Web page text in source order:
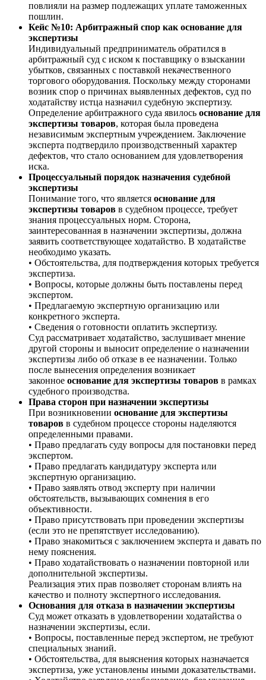
повлияли на размер подлежащих уплате таможенных
пошлин.
Кейс №10: Арбитражный спор как основание для
экспертизы
Индивидуальный предприниматель обратился в
арбитражный суд с иском к поставщику о взыскании
убытков, связанных с поставкой некачественного
торгового оборудования. Поскольку между сторонами
возник спор о причинах выявленных дефектов, суд по
ходатайству истца назначил судебную экспертизу.
Определение арбитражного суда явилось основание для
экспертизы товаров, которая была проведена
независимым экспертным учреждением. Заключение
эксперта подтвердило производственный характер
дефектов, что стало основанием для удовлетворения
иска.
Процессуальный порядок назначения судебной
экспертизы
Понимание того, что является основание для
экспертизы товаров в судебном процессе, требует
знания процессуальных норм. Сторона,
заинтересованная в назначении экспертизы, должна
заявить соответствующее ходатайство. В ходатайстве
необходимо указать.
• Обстоятельства, для подтверждения которых требуется
экспертиза.
• Вопросы, которые должны быть поставлены перед
экспертом.
• Предлагаемую экспертную организацию или
конкретного эксперта.
• Сведения о готовности оплатить экспертизу.
Суд рассматривает ходатайство, заслушивает мнение
другой стороны и выносит определение о назначении
экспертизы либо об отказе в ее назначении. Только
после вынесения определения возникает
законное основание для экспертизы товаров в рамках
судебного производства.
Права сторон при назначении экспертизы
При возникновении основание для экспертизы
товаров в судебном процессе стороны наделяются
определенными правами.
• Право предлагать суду вопросы для постановки перед
экспертом.
• Право предлагать кандидатуру эксперта или
экспертную организацию.
• Право заявлять отвод эксперту при наличии
обстоятельств, вызывающих сомнения в его
объективности.
• Право присутствовать при проведении экспертизы
(если это не препятствует исследованию).
• Право знакомиться с заключением эксперта и давать по
нему пояснения.
• Право ходатайствовать о назначении повторной или
дополнительной экспертизы.
Реализация этих прав позволяет сторонам влиять на
качество и полноту экспертного исследования.
Основания для отказа в назначении экспертизы
Суд может отказать в удовлетворении ходатайства о
назначении экспертизы, если.
• Вопросы, поставленные перед экспертом, не требуют
специальных знаний.
• Обстоятельства, для выяснения которых назначается
экспертиза, уже установлены иными доказательствами.